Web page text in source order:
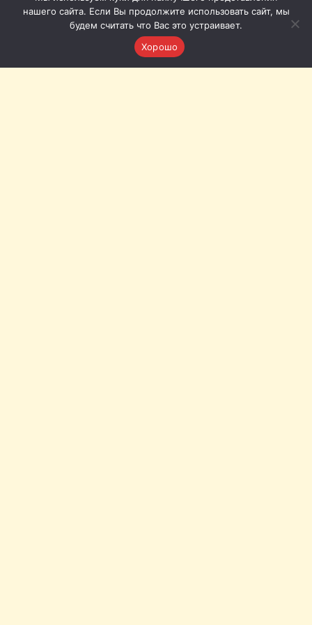
нашего сайта. Если Вы продолжите использовать сайт, мы
будем считать что Вас это устраивает.
Хорошо